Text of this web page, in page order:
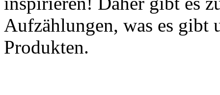
Aufzählungen, was es gibt
Produkten.